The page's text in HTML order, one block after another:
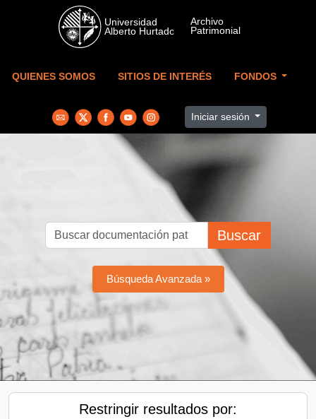
Skip to main content
QUIENES SOMOS SITIOS DE INTERÉS FONDOS
Iniciar sesión
Buscar
Búsqueda Avanzada »
Restringir resultados por: